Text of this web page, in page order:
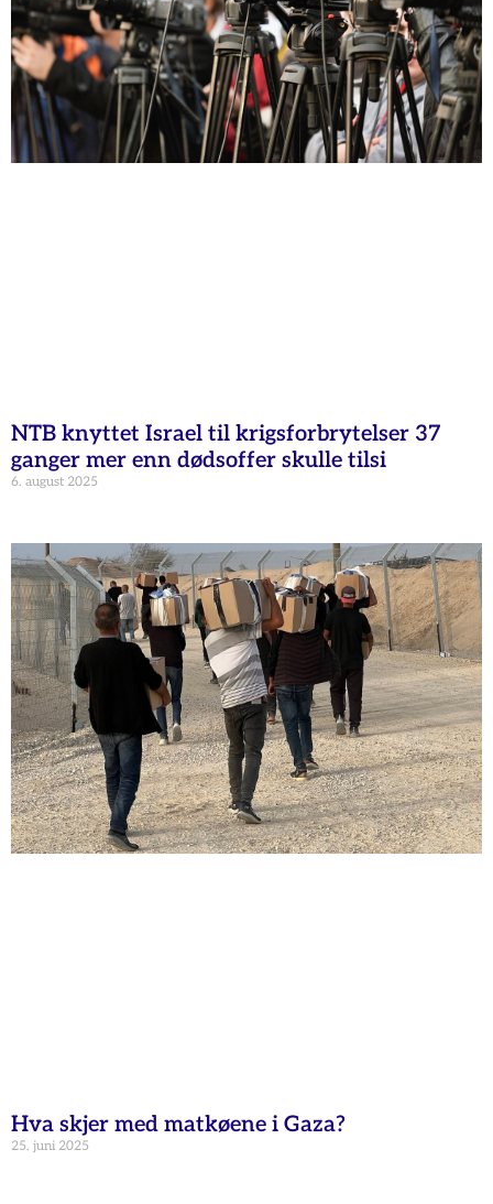
NTB knyttet Israel til krigsforbrytelser 37
ganger mer enn dødsoffer skulle tilsi
6. august 2025
Hva skjer med matkøene i Gaza?
25. juni 2025